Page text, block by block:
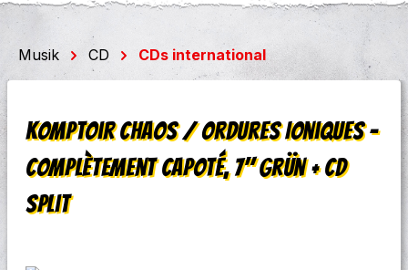
Zum Hauptinhalt springen
Musik CD CDs international
Komptoir Chaos / Ordures Ioniques -
Complètement Capoté, 7" grün + CD
Split